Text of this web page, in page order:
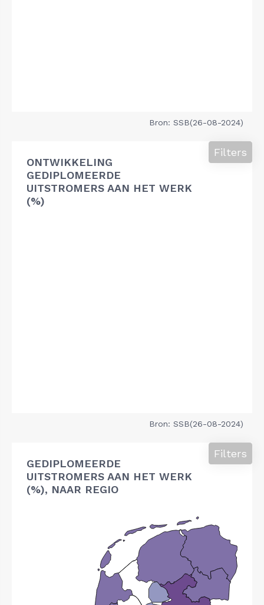
Bron: SSB(26-08-2024)
ONTWIKKELING
GEDIPLOMEERDE
UITSTROMERS AAN HET WERK
(%)
Filters
Bron: SSB(26-08-2024)
GEDIPLOMEERDE
UITSTROMERS AAN HET WERK
(%), NAAR REGIO
Filters